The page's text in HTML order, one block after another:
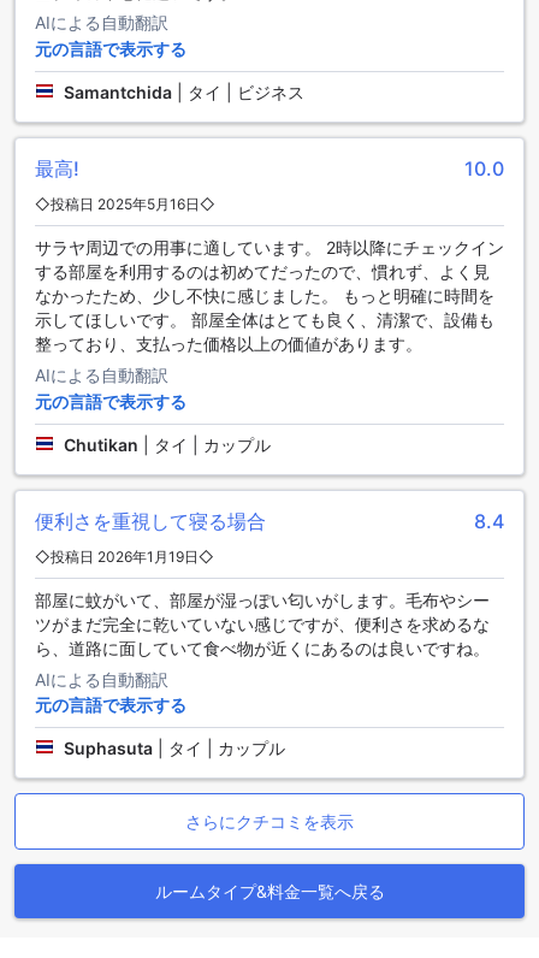
料理を楽しむことができます。
プッタモントンでの滞在は、自然と文化を満喫する絶好の機
会です。美しい景色や歴史的な名所を訪れるだけでなく、地
元の人々との触れ合いや美味しい食事も楽しむことができま
す。プッタモントンは、ナコンパトムでの滞在をより特別な
ものにしてくれるでしょう。
24 Poshtel Salayaへの最寄りの空港からのアクセス方法
24 Poshtel Salayaは、タイのナコンパトムに位置するプッタ
モントンにあります。ナコンパトムへの最寄りの空港はドン
ムアン空港です。ドンムアン空港から24 Poshtel Salayaへの
アクセス方法はいくつかあります。まず、空港からタクシー
を利用することができます。タクシーは空港の出口にたくさ
ん待機しており、約1時間で24 Poshtel Salayaに到着すること
ができます。また、ドンムアン空港からはバスも利用できま
す。バスの乗り場は空港のターミナル内にあり、ナコンパト
ム行きのバスに乗ることができます。バスは約2時間かかり、
24 Poshtel Salayaの近くにあるバス停で降りることができま
24 Poshtel Salayaの周辺のランドマークとアトラクション
24 Poshtel Salayaは、ナコンパトムに位置しており、周辺に
はいくつかの魅力的なランドマークとアトラクションがあり
ます。まずは、The Royal Gems Golf And Sport Clubがあり
ます。このゴルフクラブでは、美しい景色を眺めながらゴル
フを楽しむことができます。また、ゴールデン ジュビリー メ
ディスン センターも近くにあります。ここでは、リラックス
した雰囲気の中で癒しのマッサージやスパトリートメントを
受けることができます。さらに、マヒドル・ユニバーシテ
ィ・（サラヤ・キャンパス）も近くにあります。このキャン
パスでは、学術的な雰囲気を味わいながら散策したり、学生
Mu Clinic、Foodlandなども周辺にあり、さまざまな食事やシ
ョッピングの選択肢があります。24 Poshtel Salayaの周辺
楽しむことができます。
AIによる自動翻訳
元の言語で表示する
Samantchida タイ | ビジネス
最高! 10.0
◇投稿日 2025年5月16日◇
サラヤ周辺での用事に適しています。 2時以降にチェックイン
する部屋を利用するのは初めてだったので、慣れず、よく見
なかったため、少し不快に感じました。 もっと明確に時間を
示してほしいです。 部屋全体はとても良く、清潔で、設備も
整っており、支払った価格以上の価値があります。
AIによる自動翻訳
元の言語で表示する
Chutikan タイ | カップル
便利さを重視して寝る場合 8.4
◇投稿日 2026年1月19日◇
部屋に蚊がいて、部屋が湿っぽい匂いがします。毛布やシー
ツがまだ完全に乾いていない感じですが、便利さを求めるな
ら、道路に面していて食べ物が近くにあるのは良いですね。
AIによる自動翻訳
元の言語で表示する
Suphasuta タイ | カップル
さらにクチコミを表示
ルームタイプ&料金一覧へ戻る